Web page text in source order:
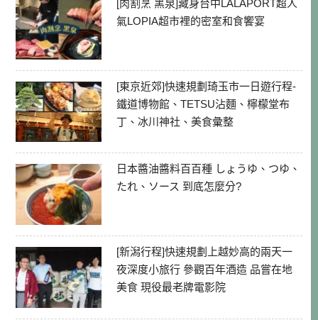
[肉割烹 黑泉]藏身台中LALAPORT超人
氣LOPIA超市裡的密室和食饗宴
[東京近郊]快速規劃琦玉市一日遊行程-
鐵道博物館、TETSU沾麵、檸檬堂布
丁、冰川神社、美食彙整
日本醬油醬料百百種 しょうゆ、つゆ、
たれ、ソース 到底怎麼分?
[新潟行程]快速規劃上越妙高的兩天一
夜深度小旅行 參觀百年酒造 品嘗在地
美食 現役最老牌電影院